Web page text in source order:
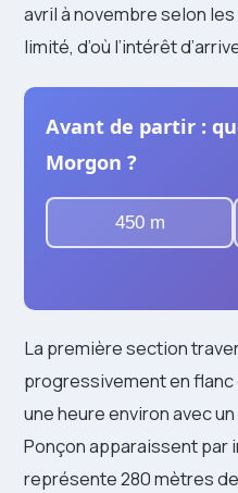
avril à novembre selon
limité, d’où l’intérêt
Avant de partir :
Morgon ?
450 m
La première section
progressivement en
une heure environ avec
Ponçon apparaissent
représente 280 mètres